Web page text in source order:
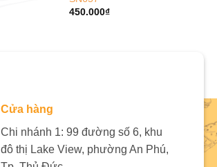
450.000₫
Cửa hàng
Chi nhánh 1: 99 đường số 6, khu
đô thị Lake View, phường An Phú,